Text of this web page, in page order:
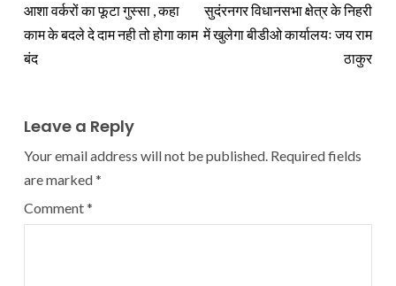
आशा वर्करों का फूटा गुस्सा , कहा
काम के बदले दे दाम नही तो होगा काम
बंद
सुदंरनगर विधानसभा क्षेत्र के निहरी
में खुलेगा बीडीओ कार्यालयः जय राम
ठाकुर
Leave a Reply
Your email address will not be published. Required fields
are marked*
Comment*